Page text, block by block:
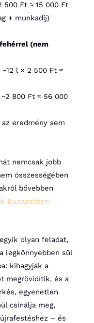
500 Ft ≈ 15 000 Ft
+ munkadíj)
(nem
l × 2 500 Ft ≈
800 Ft ≈ 56 000
eredmény sem
nemcsak jobb
összességében
bővebben
Budapesten
olyan feladat,
legkönnyebben sül
kihagyják a
megrövidítik, és a
egyenetlen
csinálja meg,
– és